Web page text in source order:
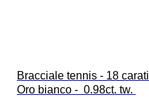
Bracciale tennis - 18 carati
Oro bianco -  0.98ct. tw.